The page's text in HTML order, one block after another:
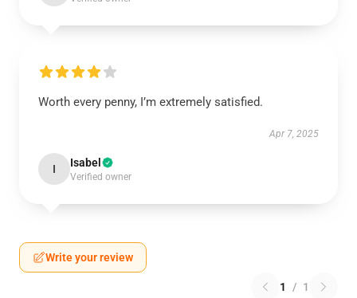
Worth every penny, I’m extremely satisfied.
Apr 7, 2025
I Isabel
Verified owner
Write your review
1 / 1